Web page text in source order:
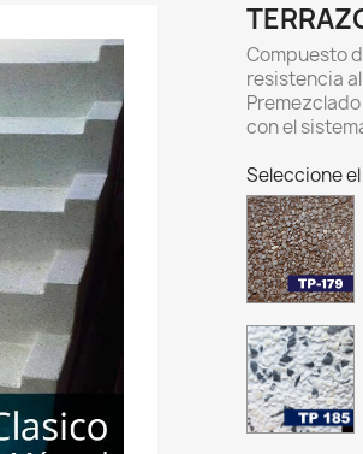
Compuesto
resistencia
con el
Seleccione
-
01